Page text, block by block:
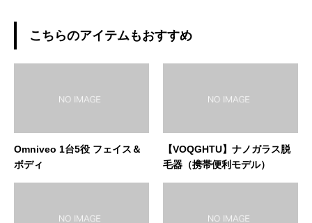
こちらのアイテムもおすすめ
Omniveo 1台5役 フェイス＆
ボディ
【VOQGHTU】ナノガラス脱
毛器（携帯便利モデル）